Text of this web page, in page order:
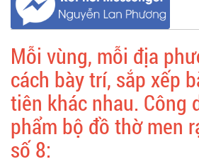
Mỗi vùng, mỗi địa
cách bày trí, sắp xếp
tiên khác nhau. Công
phẩm bộ đồ thờ men
số 8: